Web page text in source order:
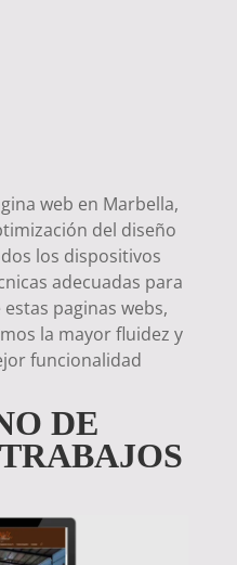
web en Marbella,
del diseño
los dispositivos
adecuadas para
paginas webs,
la mayor fluidez y
funcionalidad
DE